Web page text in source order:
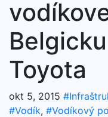
Toyota
okt 5, 2015
#Vodík, #Vodíkový